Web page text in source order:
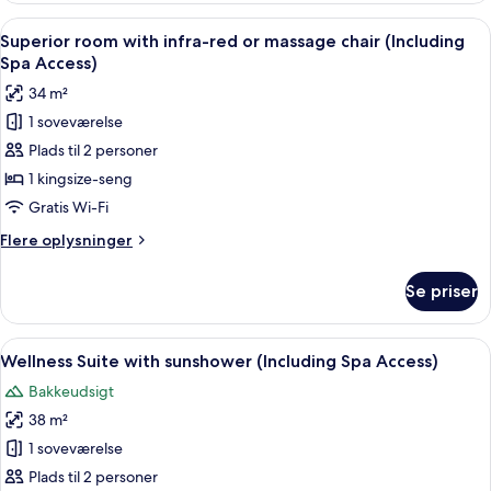
(Including
Spa
Access)
Indlæs
alle
billeder
af
Superior
room
with
infra-
red
or
chair
(Including
Spa
Access)
Et moderne hotelværelse med en
6
Superior room with infra-red or massage chair (Including
Spa Access)
34 m²
1 soveværelse
Plads til 2 personer
1 kingsize-seng
Gratis Wi-Fi
Flere oplysninger
Flere
room
with
infra-
or
massage
chair
(Including
Spa
Se priser
Indlæs
alle
billeder
af
Wellness
Suite
Et moderne soveværelse med seng,
5
Wellness Suite with sunshower (Including Spa Access)
Bakkeudsigt
38 m²
1 soveværelse
Plads til 2 personer